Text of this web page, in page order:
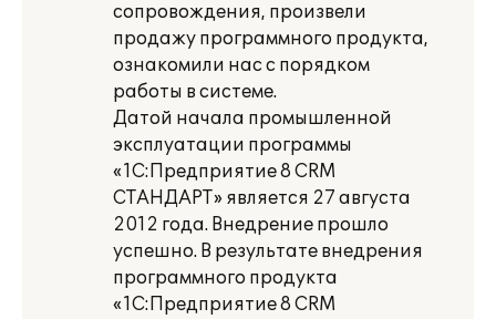
сопровождения, произвели
продажу программного продукта,
ознакомили нас с порядком
работы в системе.
Датой начала промышленной
эксплуатации программы
«1С:Предприятие 8 CRM
СТАНДАРТ» является 27 августа
2012 года. Внедрение прошло
успешно. В результате внедрения
программного продукта
«1С:Предприятие 8 CRM